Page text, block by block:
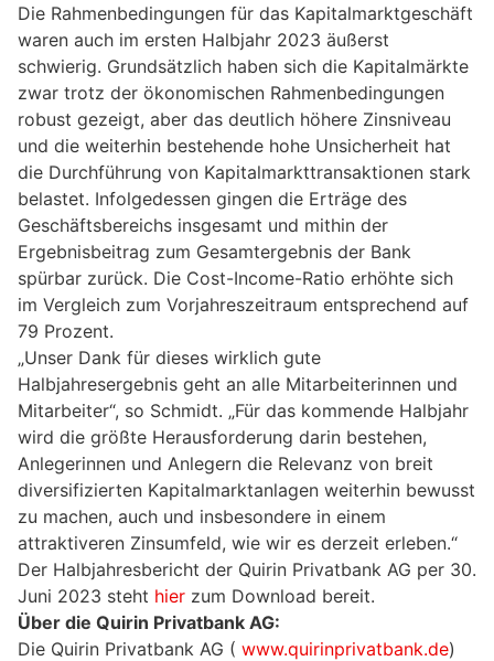
Die Rahmenbedingungen für das Kapitalmarktgeschäft
waren auch im ersten Halbjahr 2023 äußerst
schwierig. Grundsätzlich haben sich die Kapitalmärkte
zwar trotz der ökonomischen Rahmenbedingungen
robust gezeigt, aber das deutlich höhere Zinsniveau
und die weiterhin bestehende hohe Unsicherheit hat
die Durchführung von Kapitalmarkttransaktionen stark
belastet. Infolgedessen gingen die Erträge des
Geschäftsbereichs insgesamt und mithin der
Ergebnisbeitrag zum Gesamtergebnis der Bank
spürbar zurück. Die Cost-Income-Ratio erhöhte sich
im Vergleich zum Vorjahreszeitraum entsprechend auf
79 Prozent.
„Unser Dank für dieses wirklich gute
Halbjahresergebnis geht an alle Mitarbeiterinnen und
Mitarbeiter“, so Schmidt. „Für das kommende Halbjahr
wird die größte Herausforderung darin bestehen,
Anlegerinnen und Anlegern die Relevanz von breit
diversifizierten Kapitalmarktanlagen weiterhin bewusst
zu machen, auch und insbesondere in einem
attraktiveren Zinsumfeld, wie wir es derzeit erleben.“
Der Halbjahresbericht der Quirin Privatbank AG per 30.
Juni 2023 steht hier zum Download bereit.
Über die Quirin Privatbank AG:
Die Quirin Privatbank AG ( www.quirinprivatbank.de)